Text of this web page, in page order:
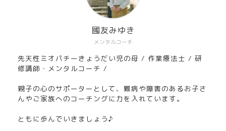
メンタルコーチ
國友みゆき
先天性ミオパチーきょうだい児の母 / 作業療法士 / 研
修講師・メンタルコーチ /
親子の心のサポーターとして、難病や障害のあるお子さ
んやご家族へのコーチングに力を入れています。
ともに歩んでいきましょう♪